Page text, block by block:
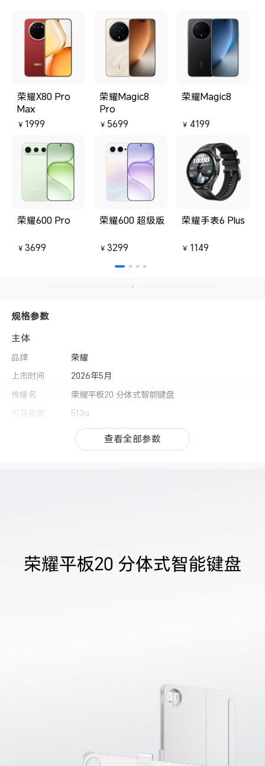
荣耀X80 Pro
Max
￥ 1999
荣耀Magic8
Pro
￥ 5699
荣耀Magic8
￥ 4199
荣耀600 Pro
￥ 3699
荣耀600 超级版
￥ 3299
荣耀手表6 Plus
￥ 1149
规格参数
主体
品牌
荣耀
上市时间
2026年5月
传播名
荣耀平板20 分体式智能键盘
机身重量
513g
382.39mm(L)X 281.28mm(W)X 5.35mm(H：仅
键盘)
理论待机时间
大于500H
其他
查看全部参数
查看全部参数